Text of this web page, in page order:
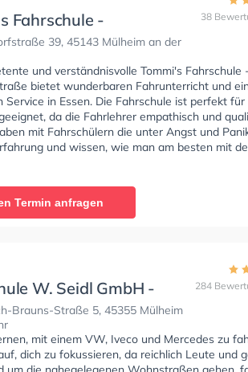
Fahrschule -
39, 45143 Mülheim an der
38
und verständnisvolle Tommi's Fahrschule -
bietet wunderbaren Fahrunterricht und
Service in Essen. Die Fahrschule ist perfekt für
da die Fahrlehrer empathisch und
mit Fahrschülern die unter Angst und
und wissen, wie man am besten mit
umgehen soll. In der Tommi's Fahrschule -
Termin anfragen
W. Seidl GmbH -
Brauns-Straße
Brauns-Straße 5, 45355 Mülheim
284
mit einem VW, Iveco und Mercedes zu
dich zu fokussieren, da reichlich Leute und